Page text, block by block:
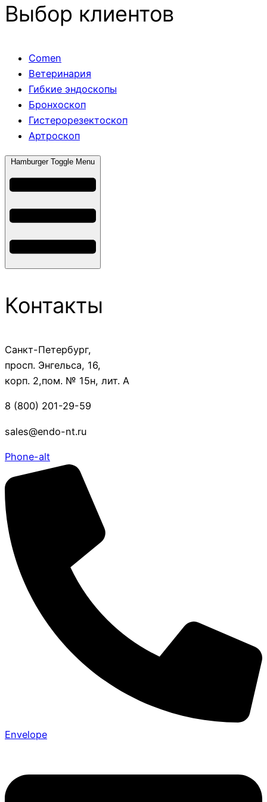
Выбор клиентов
Comen
Ветеринария
Гибкие эндоскопы
Бронхоскоп
Гистерорезектоскоп
Артроскоп
Hamburger Toggle Menu
Контакты
Санкт-Петербург,
просп. Энгельса, 16,
корп. 2,пом. № 15н, лит. А
8 (800) 201-29-59
sales@endo-nt.ru
Phone-alt
Envelope